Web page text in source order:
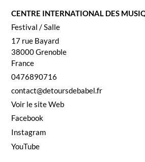
CENTRE INTERNATIONAL DES
Fes­ti­val / Salle
17 rue Bayard
38000Greno­ble
France
0476890716
contact@detoursdebabel.fr
Voir le site Web
Face­book
Insta­gram
YouTube